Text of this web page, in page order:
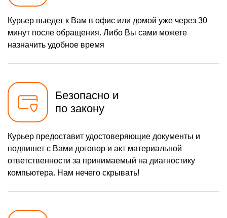
Курьер выедет к Вам в офис или домой уже через 30
минут после обращения. Либо Вы сами можете
назначить удобное время
Безопасно и
по закону
Курьер предоставит удостоверяющие документы и
подпишет с Вами договор и акт материальной
ответственности за принимаемый на диагностику
компьютера. Нам нечего скрывать!